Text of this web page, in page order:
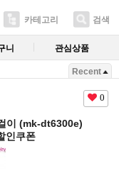
카테고리 검색
니 관심상품
Recent
0
이 (mk-dt6300e)
인쿠폰